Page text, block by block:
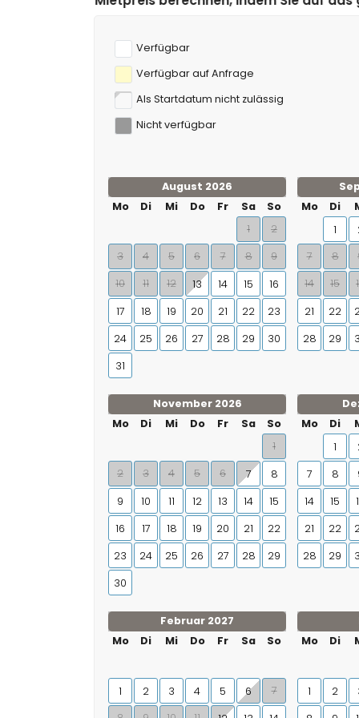
10 Kilometern von der Villa)
Verfügbar
Verfügbar auf Anfrage
Als Startdatum nicht zulässig
Nicht verfügbar
August 2026
Mo
Di Mi Do Fr Sa
So
1
2
3
4 5 6 7 8
9
10
11 12 13 14 15
16
17
18 19 20 21 22
23
24
25 26 27 28 29
30
31
Mo
Di
1
7
8
14
15
21
22
28
29
November 2026
Mo
Di Mi Do Fr Sa
So
1
2
3 4 5 6 7
8
9
10 11 12 13 14
15
16
17 18 19 20 21
22
23
24 25 26 27 28
29
30
Mo
Di
1
7
8
14
15
21
22
28
29
Februar 2027
Mo
Di Mi Do Fr Sa So
1 2 3 4 5 6
7
Mo
Di
1 2